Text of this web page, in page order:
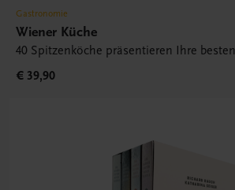
Gastronomie
Wiener Küche
40 Spitzenköche präsentieren Ihre
€ 39,90